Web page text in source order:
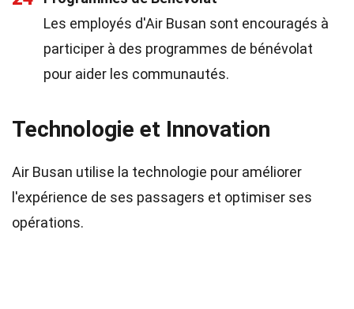
Les employés d'Air Busan sont encouragés à
participer à des programmes de bénévolat
pour aider les communautés.
Technologie et Innovation
Air Busan utilise la technologie pour améliorer
l'expérience de ses passagers et optimiser ses
opérations.